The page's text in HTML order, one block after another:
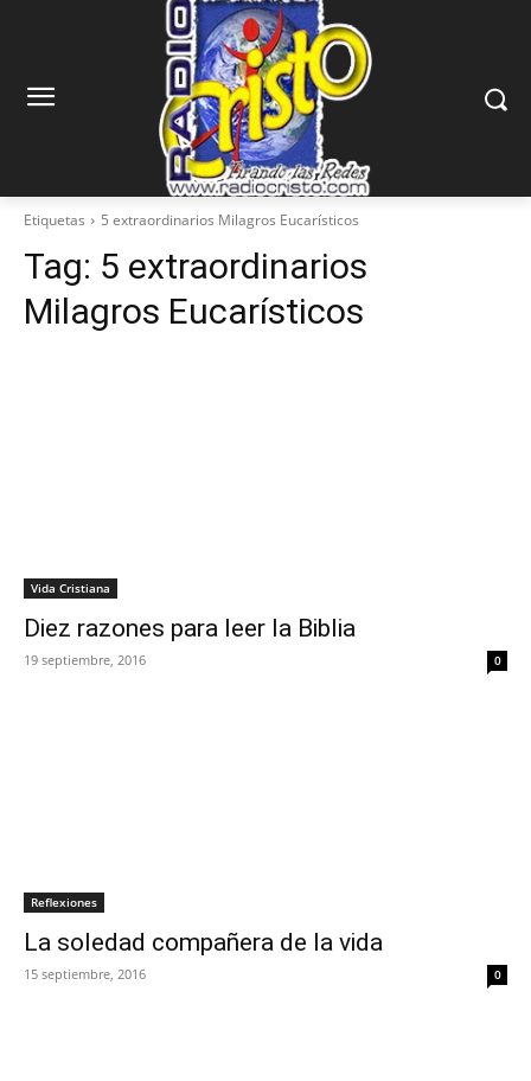
Etiquetas 5 extraordinarios Milagros Eucarísticos
Tag: 5 extraordinarios
Milagros Eucarísticos
Vida Cristiana
Diez razones para leer la Biblia
19 septiembre, 2016 0
Reflexiones
La soledad compañera de la vida
15 septiembre, 2016 0